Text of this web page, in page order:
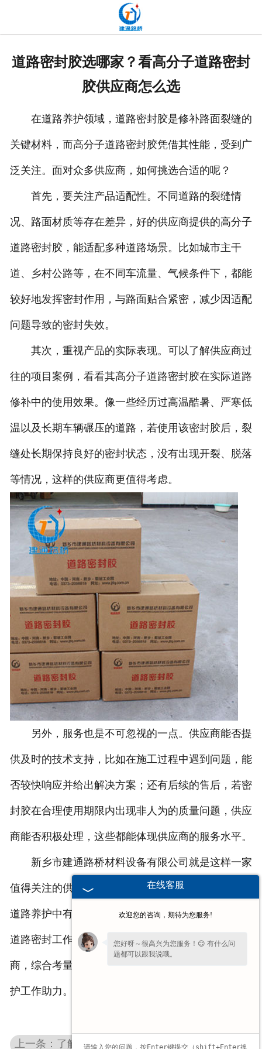
工程案例
厂容厂貌
联系我们
道路密封胶选哪家？看高分子道路密封
胶供应商怎么选
在道路养护领域，道路密封胶是修补路面裂缝的
关键材料，而高分子道路密封胶凭借其性能，受到广
泛关注。面对众多供应商，如何挑选合适的呢？
首先，要关注产品适配性。不同道路的裂缝情
况、路面材质等存在差异，好的供应商提供的高分子
道路密封胶，能适配多种道路场景。比如城市主干
道、乡村公路等，在不同车流量、气候条件下，都能
较好地发挥密封作用，与路面贴合紧密，减少因适配
问题导致的密封失效。
其次，重视产品的实际表现。可以了解供应商过
往的项目案例，看看其高分子道路密封胶在实际道路
修补中的使用效果。像一些经历过高温酷暑、严寒低
温以及长期车辆碾压的道路，若使用该密封胶后，裂
缝处长期保持良好的密封状态，没有出现开裂、脱落
等情况，这样的供应商更值得考虑。
另外，服务也是不可忽视的一点。供应商能否提
供及时的技术支持，比如在施工过程中遇到问题，能
否较快响应并给出解决方案；还有后续的售后，若密
封胶在合理使用期限内出现非人为的质量问题，供应
商能否积极处理，这些都能体现供应商的服务水平。
新乡市建通路桥材料设备有限公司就是这样一家
值得关注的供应商，其生产的高分子道路密封胶，在
道路养护中有着不错的应用，从产品到服务，都能为
道路密封工作提供有力支持。选择道路密封胶供应
商，综合考量这些方面，才能选到合适的，为道路养
护工作助力。
上一条：了解这款高分子路面贴缝带，给道路养护新方案
在线客服
欢迎您的咨询，期待为您服务!
您好呀～很高兴为您服务！😊 有什么问
题都可以跟我说哦。